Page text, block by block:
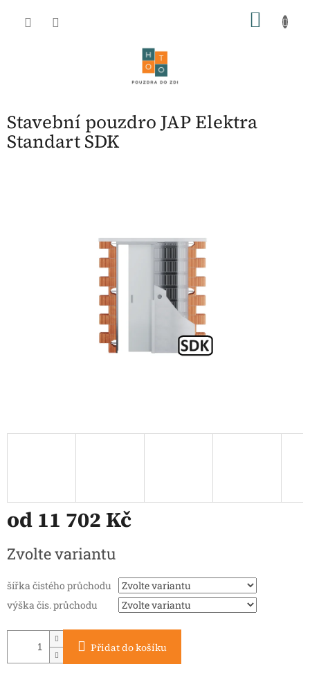
Stavební pouzdro JAP Elektra
Standart SDK
od 11 702 Kč
cena:
Zvolte variantu
šířka čistého průchodu
výška čis. průchodu
Přidat do košíku